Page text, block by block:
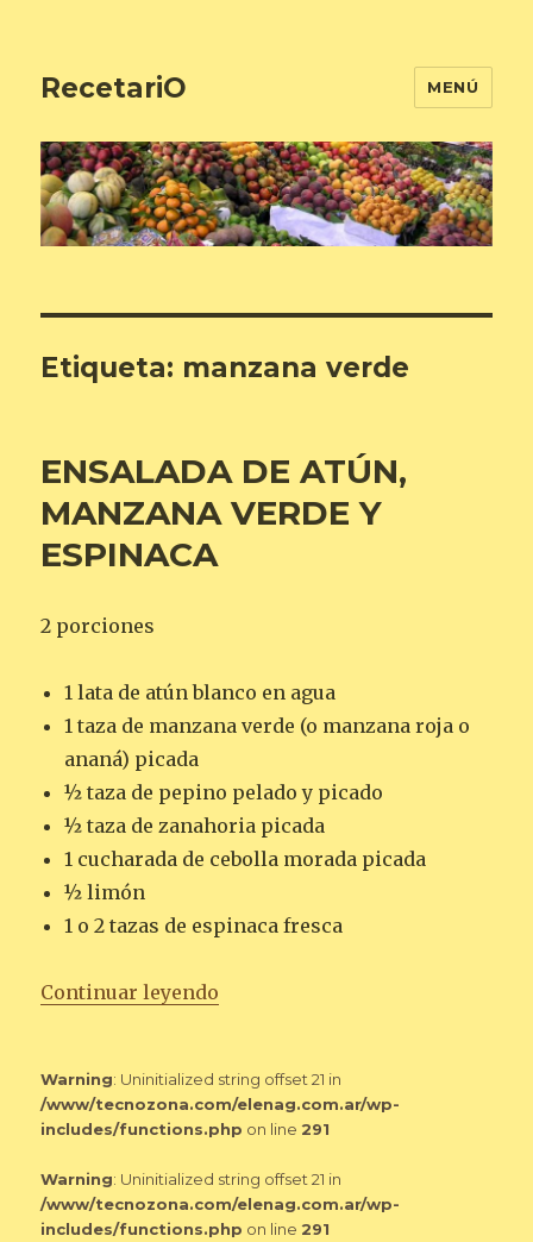
RecetariO MENÚ
Etiqueta: manzana verde
ENSALADA DE ATÚN,
MANZANA VERDE Y
ESPINACA
2 porciones
1 lata de atún blanco en agua
1 taza de manzana verde (o manzana roja o
ananá) picada
½ taza de pepino pelado y picado
½ taza de zanahoria picada
1 cucharada de cebolla morada picada
½ limón
1 o 2 tazas de espinaca fresca
Continuar leyendo
Warning: Uninitialized string offset 21 in
/www/tecnozona.com/elenag.com.ar/wp-
includes/functions.php on line 291
Warning: Uninitialized string offset 21 in
/www/tecnozona.com/elenag.com.ar/wp-
includes/functions.php on line 291